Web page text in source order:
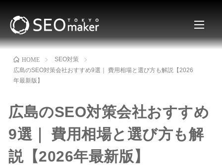
HOME
SEO対策
広島のSEO対策会社おすすめ9選｜ 費用相場と選び方も解説【2026
年最新版】
広島のSEO対策会社おすすめ
9選｜ 費用相場と選び方も解
説【2026年最新版】